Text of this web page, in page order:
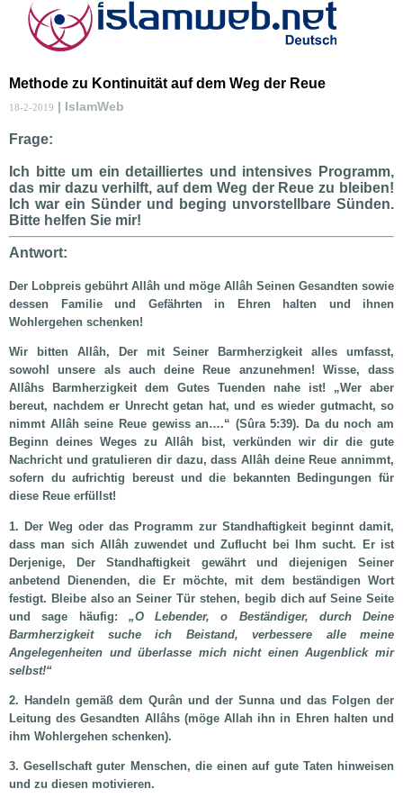
Methode zu Kontinuität auf dem Weg der Reue
18-2-2019 | IslamWeb
Frage:
Ich bitte um ein detailliertes und intensives Programm,
das mir dazu verhilft, auf dem Weg der Reue zu bleiben!
Ich war ein Sünder und beging unvorstellbare Sünden.
Bitte helfen Sie mir!
Antwort:
Der Lobpreis gebührt Allâh und möge Allâh Seinen Gesandten sowie
dessen Familie und Gefährten in Ehren halten und ihnen
Wohlergehen schenken!
Wir bitten Allâh, Der mit Seiner Barmherzigkeit alles umfasst,
sowohl unsere als auch deine Reue anzunehmen! Wisse, dass
Allâhs Barmherzigkeit dem Gutes Tuenden nahe ist! „Wer aber
bereut, nachdem er Unrecht getan hat, und es wieder gutmacht, so
nimmt Allâh seine Reue gewiss an….“ (Sûra 5:39). Da du noch am
Beginn deines Weges zu Allâh bist, verkünden wir dir die gute
Nachricht und gratulieren dir dazu, dass Allâh deine Reue annimmt,
sofern du aufrichtig bereust und die bekannten Bedingungen für
diese Reue erfüllst!
1. Der Weg oder das Programm zur Standhaftigkeit beginnt damit,
dass man sich Allâh zuwendet und Zuflucht bei Ihm sucht. Er ist
Derjenige, Der Standhaftigkeit gewährt und diejenigen Seiner
anbetend Dienenden, die Er möchte, mit dem beständigen Wort
festigt. Bleibe also an Seiner Tür stehen, begib dich auf Seine Seite
und sage häufig: „O Lebender, o Beständiger, durch Deine
Barmherzigkeit suche ich Beistand, verbessere alle meine
Angelegenheiten und überlasse mich nicht einen Augenblick mir
selbst!“
2. Handeln gemäß dem Qurân und der Sunna und das Folgen der
Leitung des Gesandten Allâhs (möge Allah ihn in Ehren halten und
ihm Wohlergehen schenken).
3. Gesellschaft guter Menschen, die einen auf gute Taten hinweisen
und zu diesen motivieren.